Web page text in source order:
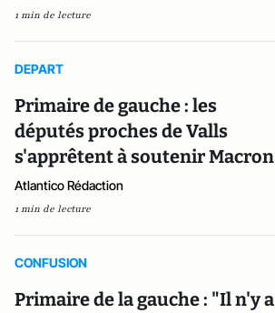
1 min de lecture
DEPART
Primaire de gauche : les
députés proches de Valls
s'apprêtent à soutenir Macron
Atlantico Rédaction
1 min de lecture
CONFUSION
Primaire de la gauche : "Il n'y a